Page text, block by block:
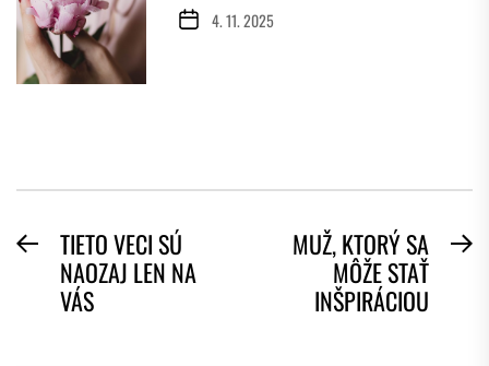
4. 11. 2025
NAVIGACE
PRO
PŘÍSPĚVEK
PreviousTIETO VECI SÚ
NAOZAJ LEN NA
VÁS
MUŽ, KTORÝ SA
MÔŽE STAŤ
INŠPIRÁCIOU